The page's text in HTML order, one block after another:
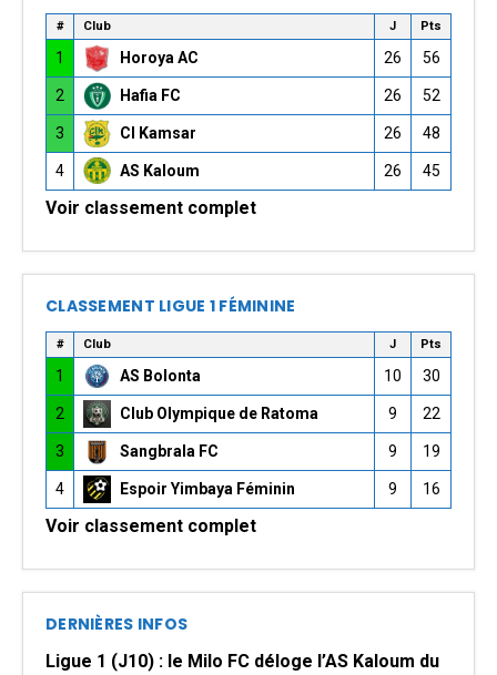
# Club J Pts
1 Horoya AC 26 56
2 Hafia FC 26 52
3 CI Kamsar 26 48
4 AS Kaloum 26 45
Voir classement complet
CLASSEMENT LIGUE 1 FÉMININE
# Club J Pts
1 AS Bolonta 10 30
2 Club Olympique de Ratoma 9 22
3 Sangbrala FC 9 19
4 Espoir Yimbaya Féminin 9 16
Voir classement complet
DERNIÈRES INFOS
Ligue 1 (J10) : le Milo FC déloge l’AS Kaloum du